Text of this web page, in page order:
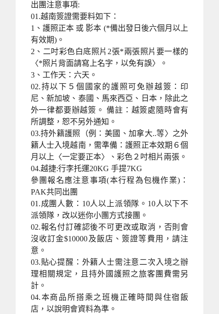
出團注意事項:
01.越南簽證需要料如下：
1、護照正本 或 影本 (*備出發日後六個月以上
有效期)。
2、二吋彩色白底照片2張*兩張照片要一樣的
〈*照片背面請寫上名字，以免有誤〉。
3、工作天：六天。
02.持以下５個國家的護照可免辦越簽：印
尼、新加坡、泰國、馬來西亞、日本，除此之
外一律都要辦越簽。 備註：越簽處隨時會有
所調整，恕不另外通知。
03.持外籍護照（例：美國、加拿大..等〉之外
籍人士入境越南，需準備：護照正本效期６個
月以上〈一定要正本〉、彩色２吋相片兩張。
04.越捷:行李托運20KG 手提7KG
參團報名應注意事項(本行程為包機作業)：
PAK共同出團
01.成團人數：10人以上派領隊。10人以下不
派領隊，改以迷你小團方式接團。
02.報名付訂確認後不可更改或取消，否則會
沒收訂金$10000及飯店、簽證等費用，請注
意。
03.貼心提醒：外籍人士需注意二次入境之辦
理相關規定，且持外國護照之旅客團費需另
計。
04.本商品所搭乘之班機正確時間與住宿飯
店，以說明會資料為準。